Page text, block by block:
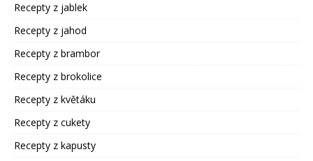
Recepty z jablek
Recepty z jahod
Recepty z brambor
Recepty z brokolice
Recepty z květáku
Recepty z cukety
Recepty z kapusty